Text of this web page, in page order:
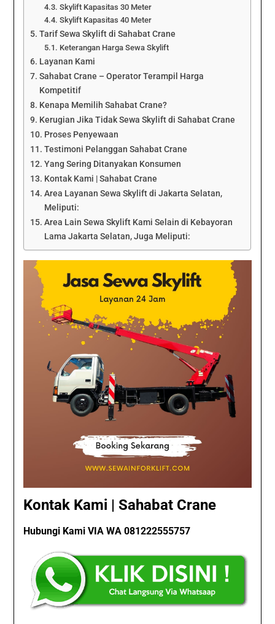
Skylift Kapasitas 30 Meter
Skylift Kapasitas 40 Meter
Tarif Sewa Skylift di Sahabat Crane
Keterangan Harga Sewa Skylift
Layanan Kami
Sahabat Crane – Operator Terampil Harga
Kompetitif
Kenapa Memilih Sahabat Crane?
Kerugian Jika Tidak Sewa Skylift di Sahabat Crane
Proses Penyewaan
Testimoni Pelanggan Sahabat Crane
Yang Sering Ditanyakan Konsumen
Kontak Kami | Sahabat Crane
Area Layanan Sewa Skylift di Jakarta Selatan,
Meliputi:
Area Lain Sewa Skylift Kami Selain di Kebayoran
Lama Jakarta Selatan, Juga Meliputi:
Kontak Kami | Sahabat Crane
Hubungi Kami VIA WA 081222555757